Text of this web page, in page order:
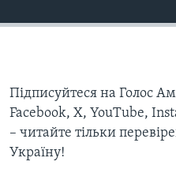
Підписуйтеся на Голос
Facebook, X, YouTube,
– читайте тільки
Україну!